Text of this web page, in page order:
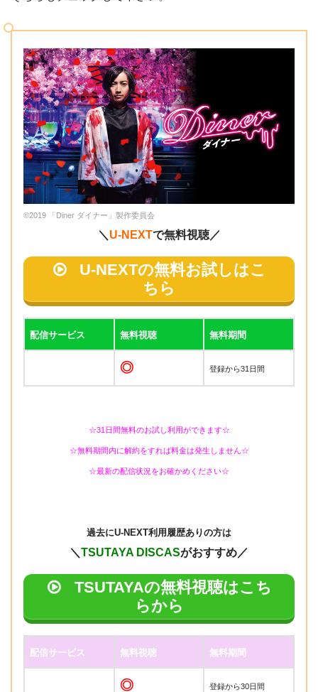
©2019 「Diner ダイナー」製作委員会
＼ U-NEXTで無料視聴／
U-NEXTの無料お試しはこ
ちら
配信サービス 無料視聴 無料期間
◎ 登録から31日間
☆31日間無料のお試し利用ができます☆
☆無料期間内に解約をすれば料金は発生しません☆
☆最新の配信状況をお確かめください☆
過去にU-NEXT利用履歴ありの方は
＼TSUTAYA DISCASがおすすめ／
TSUTAYAの無料視聴はこち
らから
配信サービス 無料視聴 無料期間
◎ 登録から30日間